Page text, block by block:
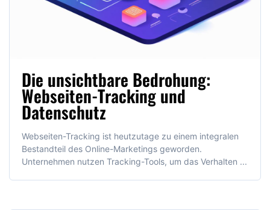
Die unsichtbare Bedrohung:
Webseiten-Tracking und
Datenschutz
Webseiten-Tracking ist heutzutage zu einem integralen
Bestandteil des Online-Marketings geworden.
Unternehmen nutzen Tracking-Tools, um das Verhalten ...